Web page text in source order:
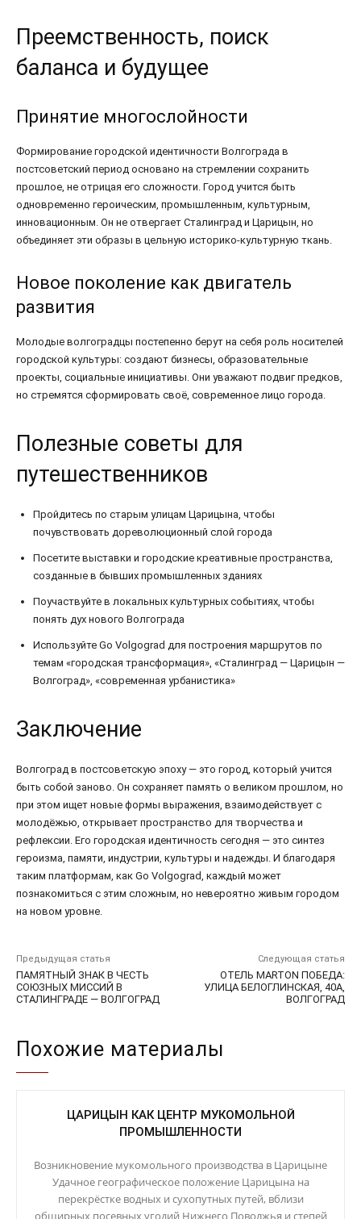
Преемственность, поиск
баланса и будущее
Принятие многослойности
Формирование городской идентичности Волгограда в
постсоветский период основано на стремлении сохранить
прошлое, не отрицая его сложности. Город учится быть
одновременно героическим, промышленным, культурным,
инновационным. Он не отвергает Сталинград и Царицын, но
объединяет эти образы в цельную историко-культурную ткань.
Новое поколение как двигатель
развития
Молодые волгоградцы постепенно берут на себя роль носителей
городской культуры: создают бизнесы, образовательные
проекты, социальные инициативы. Они уважают подвиг предков,
но стремятся сформировать своё, современное лицо города.
Полезные советы для
путешественников
Пройдитесь по старым улицам Царицына, чтобы
почувствовать дореволюционный слой города
Посетите выставки и городские креативные пространства,
созданные в бывших промышленных зданиях
Поучаствуйте в локальных культурных событиях, чтобы
понять дух нового Волгограда
Используйте Go Volgograd для построения маршрутов по
темам «городская трансформация», «Сталинград — Царицын —
Волгоград», «современная урбанистика»
Заключение
Волгоград в постсоветскую эпоху — это город, который учится
быть собой заново. Он сохраняет память о великом прошлом, но
при этом ищет новые формы выражения, взаимодействует с
молодёжью, открывает пространство для творчества и
рефлексии. Его городская идентичность сегодня — это синтез
героизма, памяти, индустрии, культуры и надежды. И благодаря
таким платформам, как Go Volgograd, каждый может
познакомиться с этим сложным, но невероятно живым городом
на новом уровне.
Предыдущая статья
ПАМЯТНЫЙ ЗНАК В ЧЕСТЬ
СОЮЗНЫХ МИССИЙ В
СТАЛИНГРАДЕ — ВОЛГОГРАД
Следующая статья
ОТЕЛЬ MARTON ПОБЕДА:
УЛИЦА БЕЛОГЛИНСКАЯ, 40А,
ВОЛГОГРАД
Похожие материалы
ЦАРИЦЫН КАК ЦЕНТР МУКОМОЛЬНОЙ
ПРОМЫШЛЕННОСТИ
Возникновение мукомольного производства в Царицыне
Удачное географическое положение Царицына на
перекрёстке водных и сухопутных путей, вблизи
обширных посевных угодий Нижнего Поволжья и степей